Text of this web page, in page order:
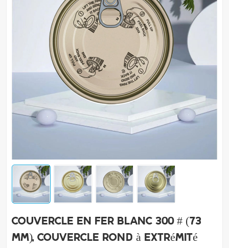
Couvercle en fer blanc 300 # (73
mm), couvercle rond à extrémité